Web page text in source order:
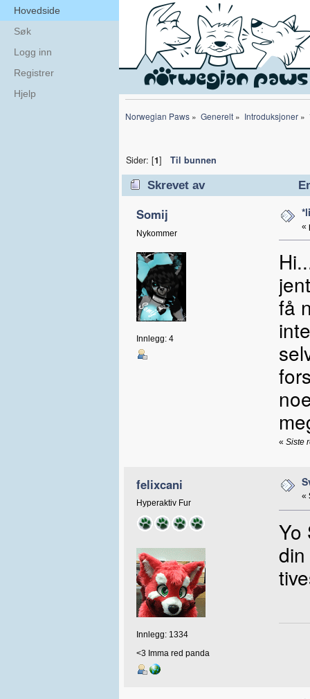
Hovedside
Søk
Logg inn
Registrer
Hjelp
Norwegian Paws » Generelt» Introduksjoner»
Sider: [1] Til bunnen
Skrevet av
Somij
Nykommer
Innlegg: 4
«
få
« Siste
felixcani
Hyperaktiv Fur
Innlegg: 1334
<3 Imma red panda
«
Yo